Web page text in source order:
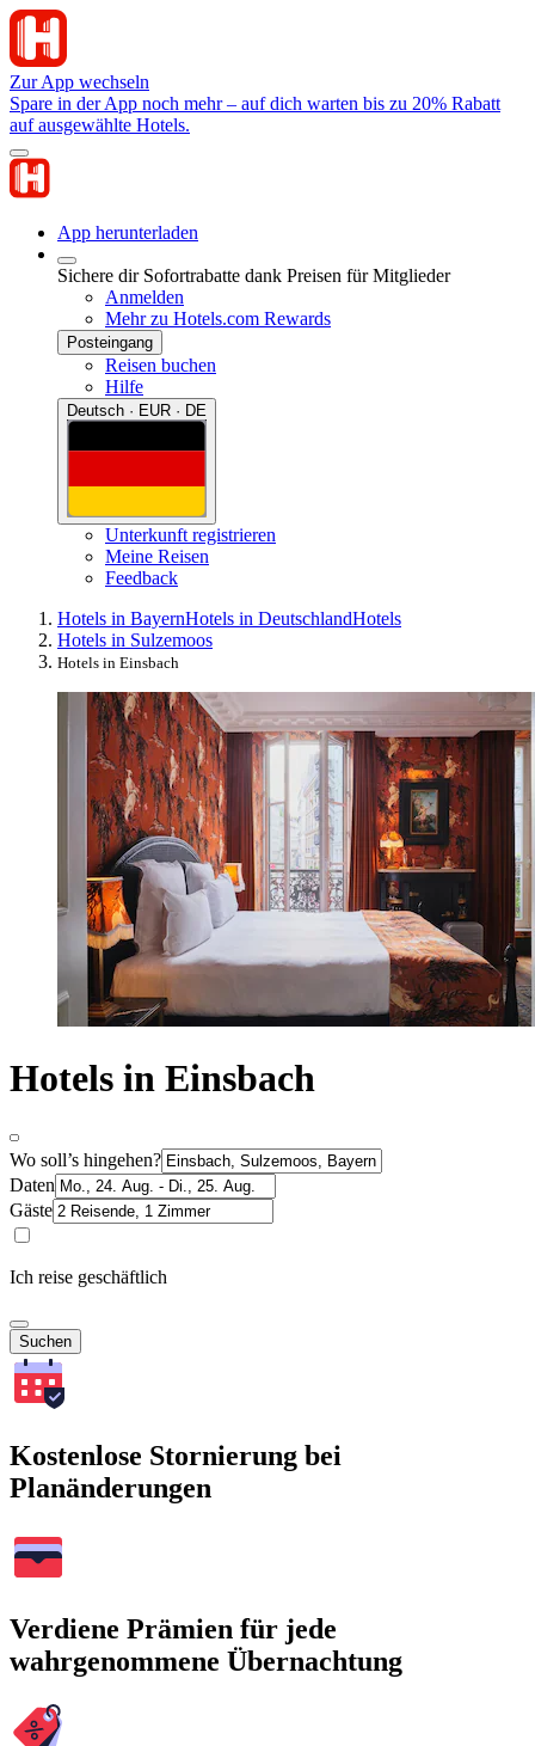
Zur App wechseln
Spare in der App noch mehr – auf dich warten bis zu 20% Rabatt
auf ausgewählte Hotels.
App herunterladen
Sichere dir Sofortrabatte dank Preisen für Mitglieder
Anmelden
Mehr zu Hotels.com Rewards
Posteingang
Reisen buchen
Hilfe
Deutsch · EUR · DE
Unterkunft registrieren
Meine Reisen
Feedback
Hotels in BayernHotels in DeutschlandHotels
Hotels in Sulzemoos
Hotels in Einsbach
Hotels in Einsbach
Wo soll’s hingehen?
Daten
Gäste
Ich reise geschäftlich
Suchen
Kostenlose Stornierung bei
Planänderungen
Verdiene Prämien für jede
wahrgenommene Übernachtung